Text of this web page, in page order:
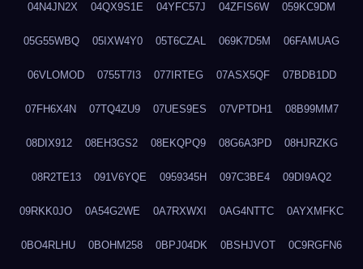
04N4JN2X 04QX9S1E 04YFC57J 04ZFIS6W 059KC9DM
05G55WBQ 05IXW4Y0 05T6CZAL 069K7D5M 06FAMUAG
06VLOMOD 0755T7I3 077IRTEG 07ASX5QF 07BDB1DD
07FH6X4N 07TQ4ZU9 07UES9ES 07VPTDH1 08B99MM7
08DIX912 08EH3GS2 08EKQPQ9 08G6A3PD 08HJRZKG
08R2TE13 091V6YQE 0959345H 097C3BE4 09DI9AQ2
09RKK0JO 0A54G2WE 0A7RXWXI 0AG4NTTC 0AYXMFKC
0BO4RLHU 0BOHM258 0BPJ04DK 0BSHJVOT 0C9RGFN6